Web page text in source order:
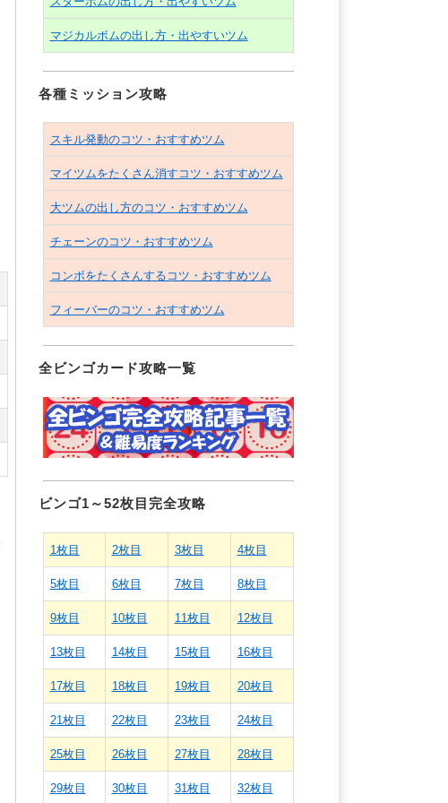
マジカルボムの出し方・出やすいツム
各種ミッション攻略
スキル発動のコツ・おすすめツム
マイツムをたくさん消すコツ・おすすめツム
大ツムの出し方のコツ・おすすめツム
チェーンのコツ・おすすめツム
コンボをたくさんするコツ・おすすめツム
フィーバーのコツ・おすすめツム
全ビンゴカード攻略一覧
ビンゴ1～52枚目完全攻略
1枚目 2枚目 3枚目 4枚目
5枚目 6枚目 7枚目 8枚目
9枚目 10枚目 11枚目 12枚目
13枚目 14枚目 15枚目 16枚目
17枚目 18枚目 19枚目 20枚目
21枚目 22枚目 23枚目 24枚目
25枚目 26枚目 27枚目 28枚目
29枚目 30枚目 31枚目 32枚目